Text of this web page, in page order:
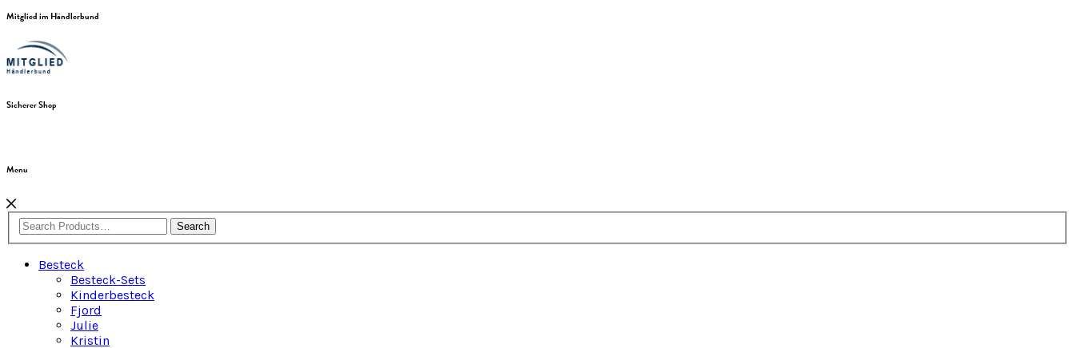
Mitglied im Händlerbund
Sicherer Shop
Menu
Search
Besteck
Besteck-Sets
Kinderbesteck
Fjord
Julie
Kristin